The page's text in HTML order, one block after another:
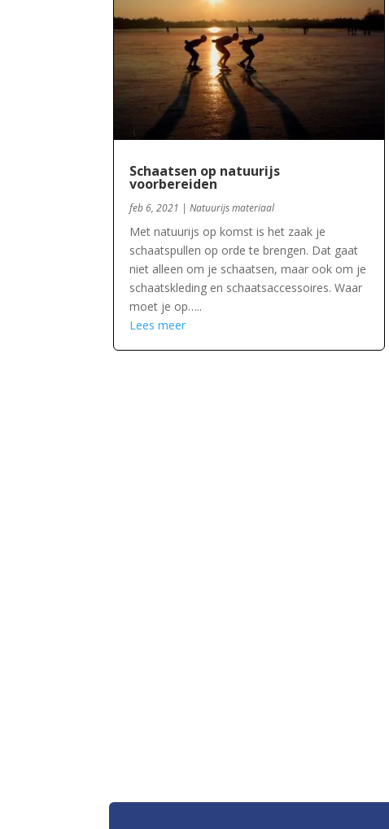
Schaatsen op natuurijs
voorbereiden
feb 6, 2021 |Natuurijs materiaal
Met natuurijs op komst is het zaak je
schaatspullen op orde te brengen. Dat gaat
niet alleen om je schaatsen, maar ook om je
schaatskleding en schaatsaccessoires. Waar
moet je op…..
Lees meer